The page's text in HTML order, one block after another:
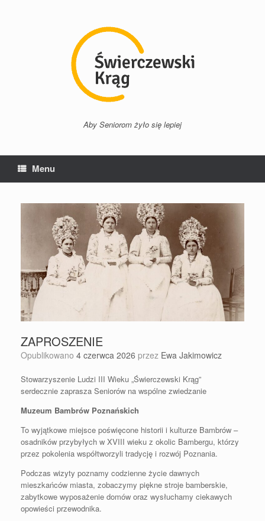
Aby Seniorom żyło się lepiej
Menu
ZAPROSZENIE
Opublikowano 4 czerwca 2026 przez Ewa Jakimowicz
Stowarzyszenie Ludzi III Wieku „Świerczewski Krąg”
serdecznie zaprasza Seniorów na wspólne zwiedzanie
Muzeum Bambrów Poznańskich
To wyjątkowe miejsce poświęcone historii i kulturze Bambrów –
osadników przybyłych w XVIII wieku z okolic Bambergu, którzy
przez pokolenia współtworzyli tradycję i rozwój Poznania.
Podczas wizyty poznamy codzienne życie dawnych
mieszkańców miasta, zobaczymy piękne stroje bamberskie,
zabytkowe wyposażenie domów oraz wysłuchamy ciekawych
opowieści przewodnika.